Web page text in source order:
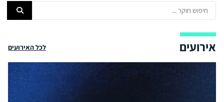
אירועים לכל האירועים